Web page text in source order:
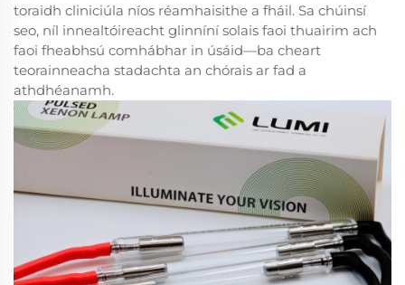
toraidh cliniciúla níos réamhaisithe a fháil. Sa chúinsí
seo, níl innealtóireacht glinníní solais faoi thuairim ach
faoi fheabhsú comhábhar in úsáid—ba cheart
teorainneacha stadachta an chórais ar fad a
athdhéanamh.